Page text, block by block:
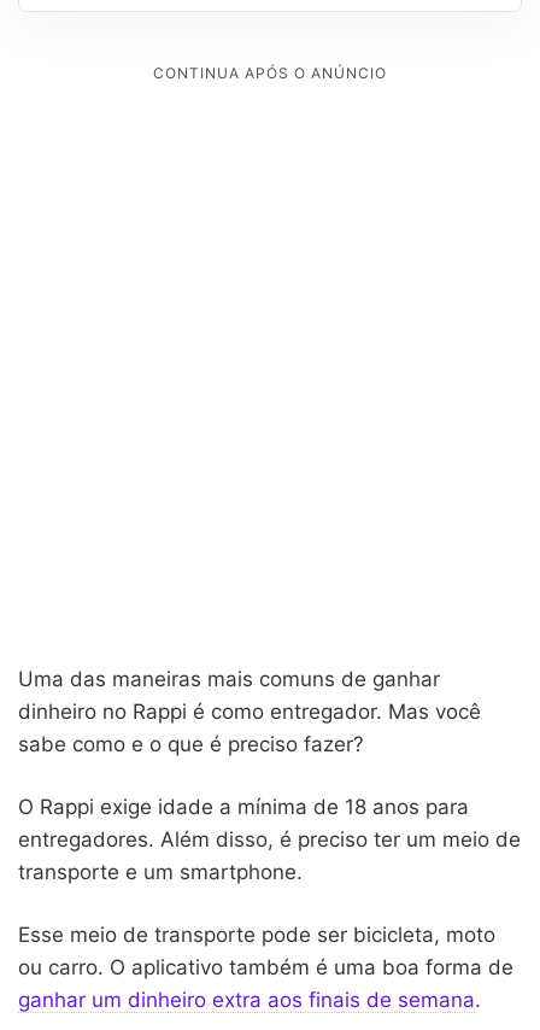
Uma das maneiras mais comuns de ganhar
dinheiro no Rappi é como entregador. Mas você
sabe como e o que é preciso fazer?
O Rappi exige idade a mínima de 18 anos para
entregadores. Além disso, é preciso ter um meio de
transporte e um smartphone.
Esse meio de transporte pode ser bicicleta, moto
ou carro. O aplicativo também é uma boa forma de
ganhar um dinheiro extra aos finais de semana.